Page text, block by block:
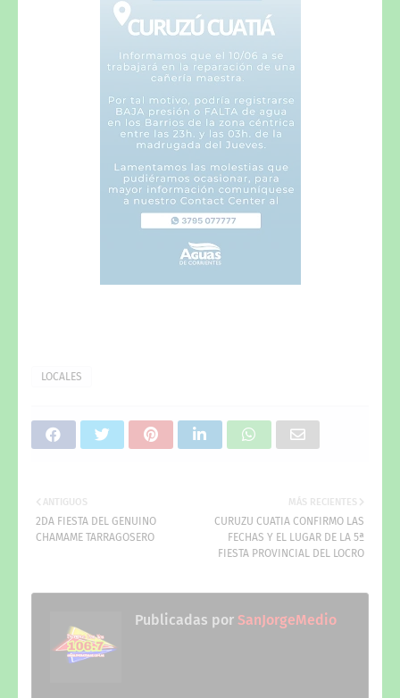
LOCALES
MÁS RECIENTES
CURUZU CUATIA CONFIRMO LAS
FECHAS Y EL LUGAR DE LA 5ª
FIESTA PROVINCIAL DEL LOCRO
ANTIGUOS
2DA FIESTA DEL GENUINO
CHAMAME TARRAGOSERO
Publicadas por SanJorgeMedio